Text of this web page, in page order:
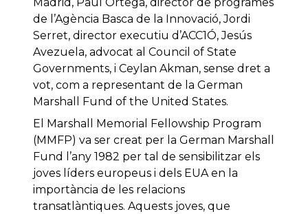
de l’Agència Basca de la Innovació, Jordi
Serret, director executiu d’ACC1Ó, Jesús
Avezuela, advocat al Council of State
Governments, i Ceylan Akman, sense dret a
vot, com a representant de la German
Marshall Fund of the United States.
El Marshall Memorial Fellowship Program
(MMFP) va ser creat per la German Marshall
Fund l’any 1982 per tal de sensibilitzar els
joves líders europeus i dels EUA en la
importància de les relacions
transatlàntiques. Aquests joves, que